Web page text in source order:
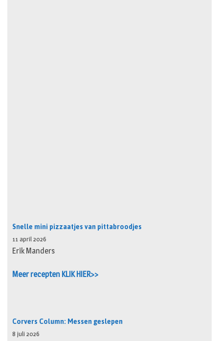
Snelle mini pizzaatjes van pittabroodjes
11 april 2026
Erik Manders
Meer recepten KLIK HIER>>
Corvers Column: Messen geslepen
8 juli 2026